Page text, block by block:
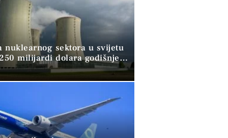
nuklearnog sektora u svijetu
milijardi dolara godišnje,
pomoć banaka